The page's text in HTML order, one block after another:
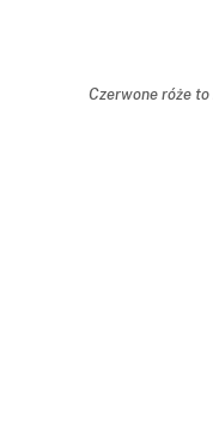
Czerwone róże